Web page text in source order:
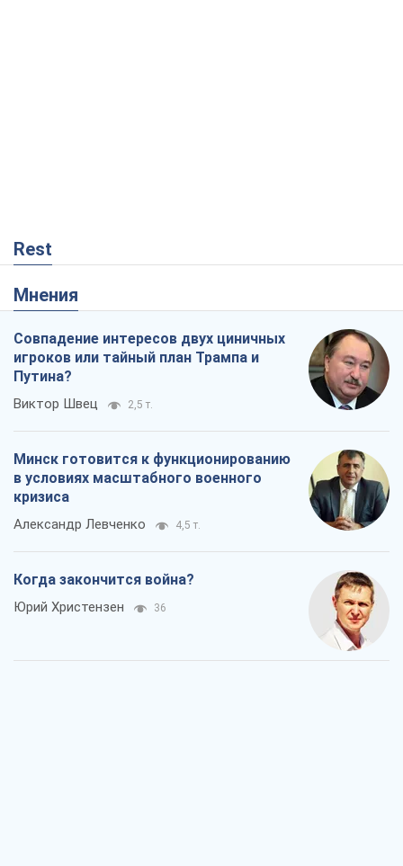
Rest
Мнения
Совпадение интересов двух циничных
игроков или тайный план Трампа и
Путина?
Виктор Швец 2,5 т.
Минск готовится к функционированию
в условиях масштабного военного
кризиса
Александр Левченко 4,5 т.
Когда закончится война?
Юрий Христензен 36